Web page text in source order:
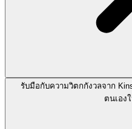
รับมือกับความวิตกกังวลจาก
ตนเอง